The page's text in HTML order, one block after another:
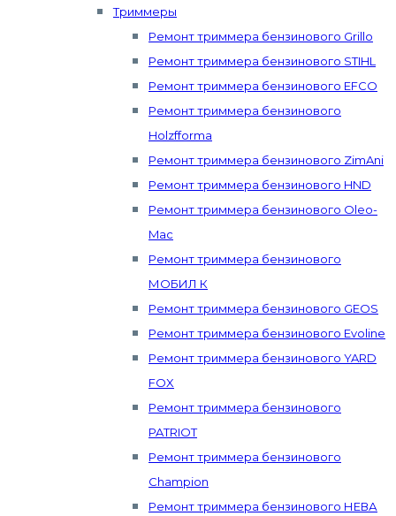
Триммеры
Ремонт триммера бензинового Grillo
Ремонт триммера бензинового STIHL
Ремонт триммера бензинового EFCO
Ремонт триммера бензинового
Holzfforma
Ремонт триммера бензинового ZimAni
Ремонт триммера бензинового HND
Ремонт триммера бензинового Oleo-
Mac
Ремонт триммера бензинового
МОБИЛ К
Ремонт триммера бензинового GEOS
Ремонт триммера бензинового Evoline
Ремонт триммера бензинового YARD
FOX
Ремонт триммера бензинового
PATRIOT
Ремонт триммера бензинового
Champion
Ремонт триммера бензинового НЕВА